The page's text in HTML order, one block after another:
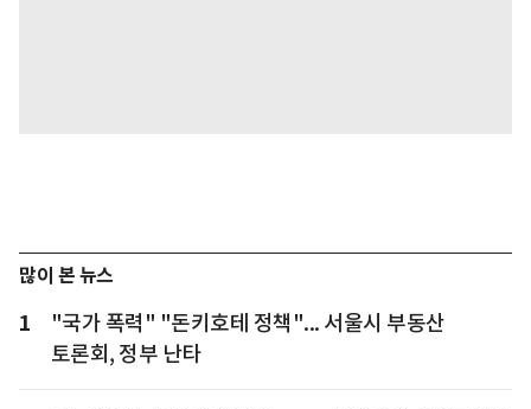
많이 본 뉴스
1
"국가 폭력" "돈키호테 정책"... 서울시 부동산
토론회, 정부 난타